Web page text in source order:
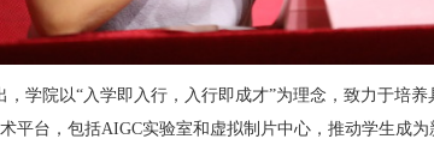
学院以“入学即入行，入行即成才”为理念，致力于培
平台，包括AIGC实验室和虚拟制片中心，推动学生成